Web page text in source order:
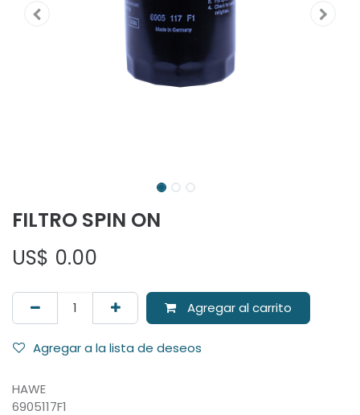
FILTRO SPIN ON
US$ 0.00
Agregar al carrito
Agregar a la lista de deseos
HAWE
6905117F1